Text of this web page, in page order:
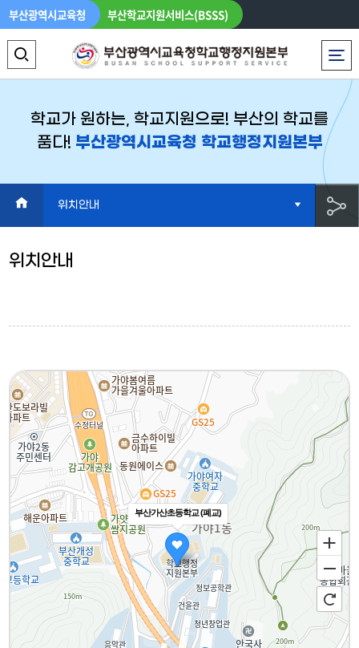
부산광역시교육청 부산학교지원서비스(BSSS)
로그인 LANGUAGE전체메뉴
색
영
역
학교가 원하는, 학교지원으로! 부산의 학교를
품다! 부산광역시교육청 학교행정지원본부
HOME
위치안내
위치안내
공
부산가산초등학교 (폐교)